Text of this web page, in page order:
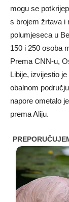
mogu se
s brojem žrtava i
polumjeseca u
150 i 250 osoba
Prema CNN-u,
Libije, izvijestio
obalnom
napore ometalo
prema Aliju.